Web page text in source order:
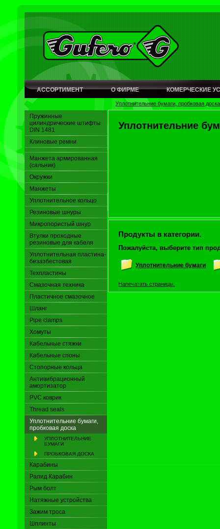
АССОРТИМЕНТ О ФИРМЕ КОМЕРЧЕСКИЕ
Уплотнительние бумаги, пробковая доска
Пружинные
цилиндрические штифты
DIN 1481
Клиновые ремни
Манжета армированная
(сальник)
Окружки
Манжеты
Уплoтнительное кольцо
Резиновые шнуры
Микропористый шнур
Втулки проходные
резиновые для кабеля
Уплотнительная пластина-
безазбестовая
Техпластины
Смазочная техника
Пластичное смазочное
Шланг
Pipe clamps
Хомуты
Кабельные стяжки
Кабельные споны
Стопорные кольца
Антивибрационный
амортизатор
PVC коврик
Thread seals
Уплотнительние бумаги,
пробковая доска
УПЛОТНИТЕЛЬНИЕ
БУМАГИ
ПРОБКОВАЯ ДОСКА
Карабины
Pапид Карабин
Рым болт
Натяжные устройства
Зажим троса
Шплинты
Уплотнительние
Продукты в категории.
Пожалуйста, выберите тип
Уплотнительние бумаги
Напечатать страницы.